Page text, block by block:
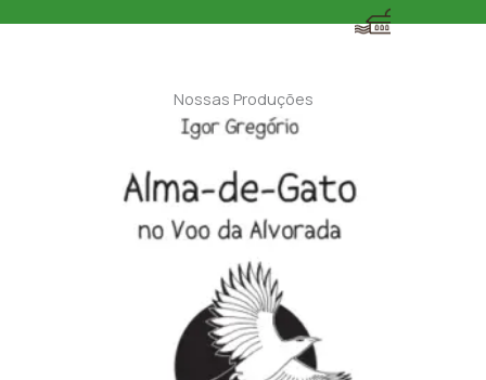
Nossas Produções